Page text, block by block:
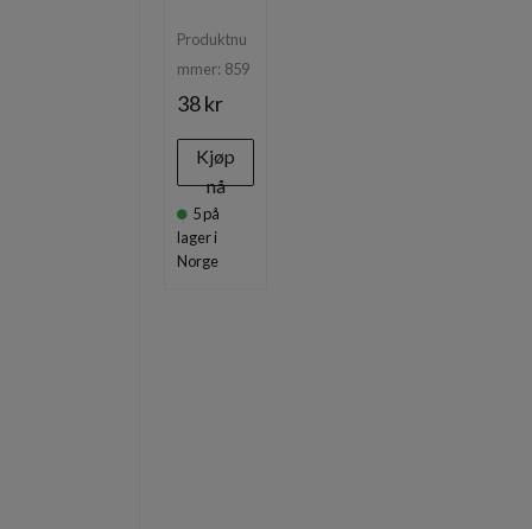
Produktnu
mmer: 859
38 kr
Kjøp
nå
5på
lager i
Norge